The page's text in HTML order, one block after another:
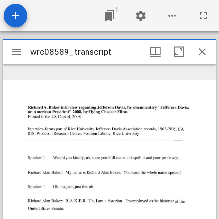
1
Mirador
viewer
wrc08589_transcript
wrc08589_transcript